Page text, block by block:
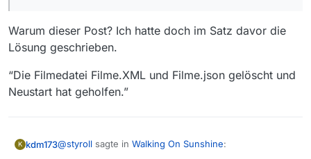
Warum dieser Post? Ich hatte doch im Satz davor die
Lösung geschrieben.
“Die Filmedatei Filme.XML und Filme.json gelöscht und
Neustart hat geholfen.”
K kdm173@styroll sagte in Walking On Sunshine: